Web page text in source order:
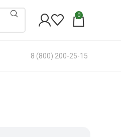
0
8 (800) 200-25-15